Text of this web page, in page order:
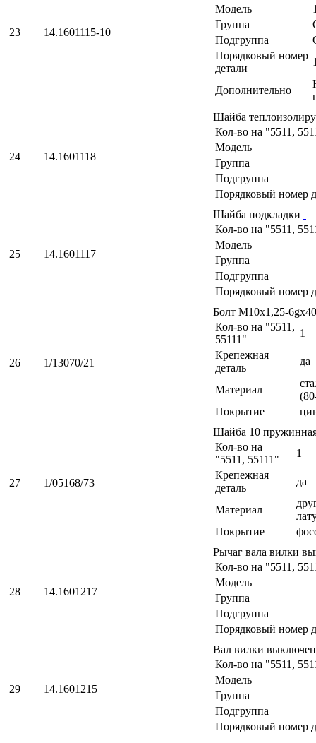
23 14.1601115-10
Модель
Группа
Подгруппа
Порядковый номер
детали
Дополнительно
24 14.1601118
Шайба
Кол-во на "5511,
Модель
Группа
Подгруппа
Порядковый номер
25 14.1601117
Шайба подкладки
Кол-во на "5511,
Модель
Группа
Подгруппа
Порядковый номер
26 1/13070/21
Болт М10х1,25-
Кол-во на "5511,
55111"
1
Крепежная
деталь
да
Материал
Покрытие
27 1/05168/73
Шайба 10
Кол-во на
"5511, 55111"
1
Крепежная
деталь
да
Материал
Покрытие
28 14.1601217
Рычаг вала вилки
Кол-во на "5511,
Модель
Группа
Подгруппа
Порядковый номер
29 14.1601215
Вал вилки
Кол-во на "5511,
Модель
Группа
Подгруппа
Порядковый номер